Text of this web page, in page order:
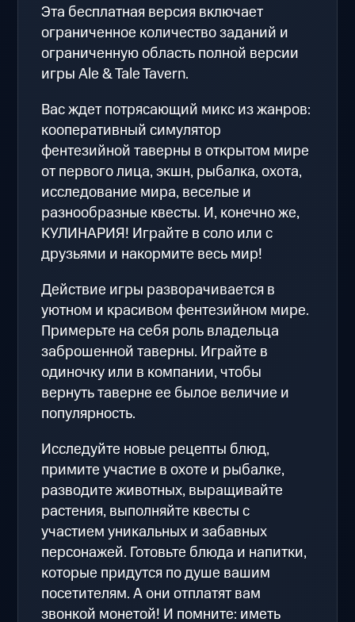
Эта бесплатная версия включает
ограниченное количество заданий и
ограниченную область полной версии
игры Ale & Tale Tavern.
Вас ждет потрясающий микс из жанров:
кооперативный симулятор
фентезийной таверны в открытом мире
от первого лица, экшн, рыбалка, охота,
исследование мира, веселые и
разнообразные квесты. И, конечно же,
КУЛИНАРИЯ! Играйте в соло или с
друзьями и накормите весь мир!
Действие игры разворачивается в
уютном и красивом фентезийном мире.
Примерьте на себя роль владельца
заброшенной таверны. Играйте в
одиночку или в компании, чтобы
вернуть таверне ее былое величие и
популярность.
Исследуйте новые рецепты блюд,
примите участие в охоте и рыбалке,
разводите животных, выращивайте
растения, выполняйте квесты с
участием уникальных и забавных
персонажей. Готовьте блюда и напитки,
которые придутся по душе вашим
посетителям. А они отплатят вам
звонкой монетой! И помните: иметь